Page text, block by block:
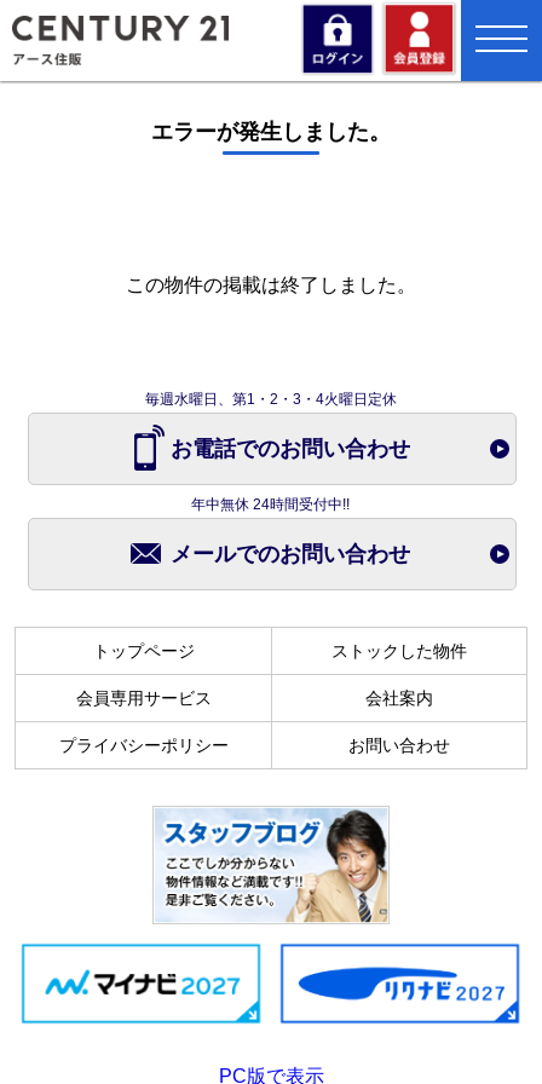
toggle
エラーが発生しました。
この物件の掲載は終了しました。
毎週水曜日、第1・2・3・4火曜日定休
お電話でのお問い合わせ
年中無休 24時間受付中!!
メールでのお問い合わせ
トップページ ストックした物件
会員専用サービス 会社案内
プライバシーポリシー お問い合わせ
PC版で表示